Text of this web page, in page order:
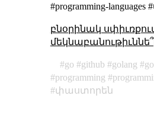
#programming-
բնօրինակ
go github golang
programming
փաստորեն